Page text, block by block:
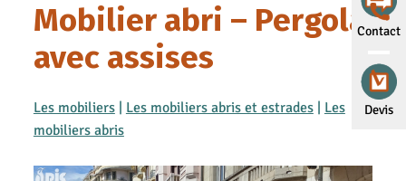
Contact
Devis
Mobilier abri – Pergola
avec assises
Les mobiliers| Les mobiliers abris et estrades| Les
mobiliers abris